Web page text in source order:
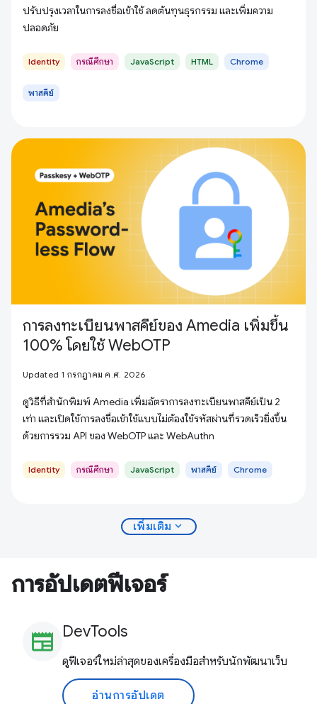
ปรับปรุงเวลาในการลงชื่อเข้าใช้ ลดต้นทุนธุรกรรม และเพิ่มความ
ปลอดภัย
Identity กรณีศึกษา JavaScript HTML Chrome
พาสคีย์
การลงทะเบียนพาสคีย์ของ Amedia เพิ่มขึ้น
100% โดยใช้ WebOTP
Updated 1 กรกฎาคม ค.ศ. 2026
ดูวิธีที่สำนักพิมพ์ Amedia เพิ่มอัตราการลงทะเบียนพาสคีย์เป็น 2
เท่า และเปิดใช้การลงชื่อเข้าใช้แบบไม่ต้องใช้รหัสผ่านที่รวดเร็วยิ่งขึ้น
ด้วยการรวม API ของ WebOTP และ WebAuthn
Identity กรณีศึกษา JavaScript พาสคีย์ Chrome
เพิ่มเติม expand_more
การอัปเดตฟีเจอร์
newspaper DevTools
ดูฟีเจอร์ใหม่ล่าสุดของเครื่องมือสำหรับนักพัฒนาเว็บ
อ่านการอัปเดต